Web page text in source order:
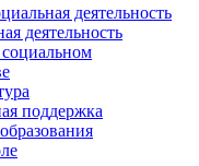
деятельность
деятельность
поддержка